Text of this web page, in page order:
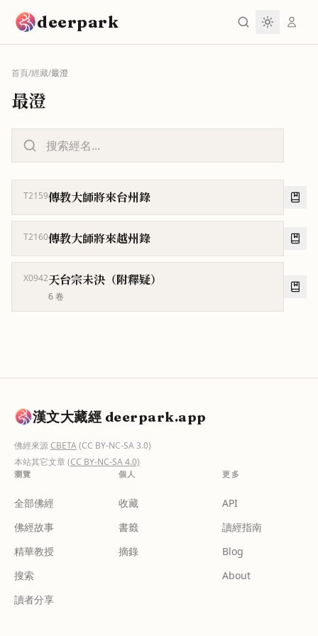
deerpark
首頁/經藏/最澄
最澄
T2159傳教大師將來台州錄
T2160傳教大師將來越州錄
X0942天台宗未決（附釋疑）
6卷
漢文大藏經 deerpark.app
佛經來源CBETA(CC BY-NC-SA 3.0)
本站其它文章(CC BY-NC-SA 4.0)
瀏覽
全部佛經
佛經故事
精華教授
搜索
讀者分享
個人
收藏
書籤
摘錄
更多
API
讀經指南
Blog
About